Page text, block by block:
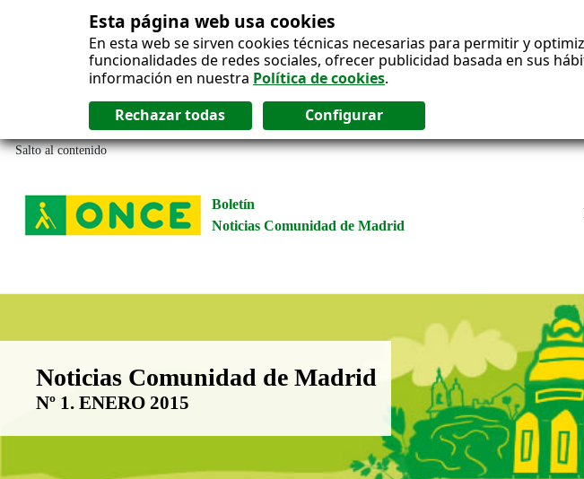
Esta página web usa cookies
En esta web se sirven cookies técnicas necesarias para permitir y
funcionalidades de redes sociales, ofrecer publicidad basada en sus
información en nuestra Política de cookies.
Salto al contenido
Boletín
Noticias Comunidad de Madrid
Boletín Noticias Comunidad de Madrid
Noticias Comunidad de Madrid
Nº 1. ENERO 2015